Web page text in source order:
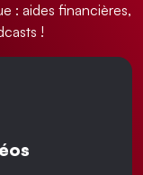
: aides financières,
!